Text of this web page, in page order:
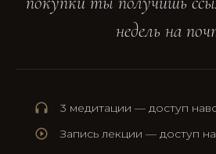
недель на
3 медитации — доступ
Запись лекции — доступ